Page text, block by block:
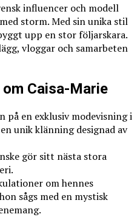
influencer och modell
storm. Med sin unika stil
upp en stor följarskara.
vloggar och samarbeten
Caisa-Marie
på en exklusiv modevisning i
unik klänning designad av
gör sitt nästa stora
om hennes
sågs med en mystisk